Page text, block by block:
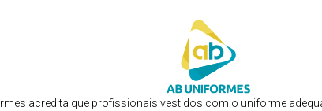
acredita que profissionais vestidos com o uniforme